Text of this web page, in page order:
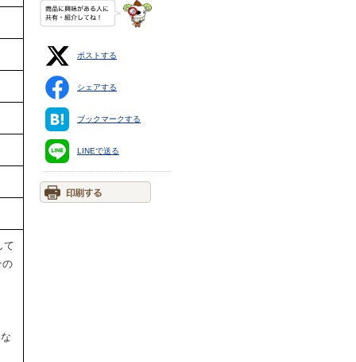
て
の
ポストする
シェアする
ブックマークする
LINEで送る